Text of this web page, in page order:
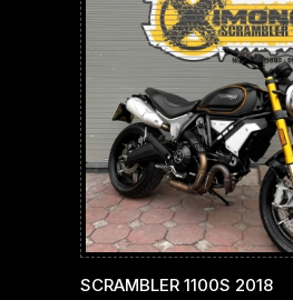
SCRAMBLER 1100S 2018